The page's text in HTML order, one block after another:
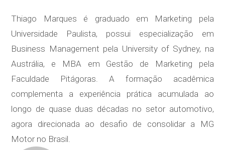
Thiago Marques é graduado em Marketing pela
Universidade Paulista, possui especialização em
Business Management pela University of Sydney, na
Austrália, e MBA em Gestão de Marketing pela
Faculdade Pitágoras. A formação acadêmica
complementa a experiência prática acumulada ao
longo de quase duas décadas no setor automotivo,
agora direcionada ao desafio de consolidar a MG
Motor no Brasil.